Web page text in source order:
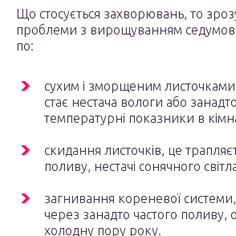
Що стосується захворювань, то
проблеми з вирощуванням
по:
сухим і зморщеним
стає нестача вологи або
температурні показники в
скидання листочків, це
поливу, нестачі сонячного
загнивання кореневої системи,
через занадто частого поливу,
холодну пору року.